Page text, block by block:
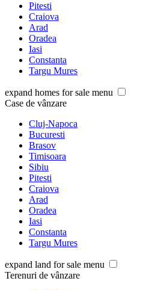
Pitesti
Craiova
Arad
Oradea
Iasi
Constanta
Targu Mures
expand homes for sale menu
Case de vânzare
Cluj-Napoca
Bucuresti
Brasov
Timisoara
Sibiu
Pitesti
Craiova
Arad
Oradea
Iasi
Constanta
Targu Mures
expand land for sale menu
Terenuri de vânzare